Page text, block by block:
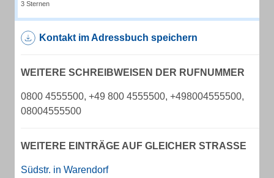
3 Sternen
Kontakt im Adressbuch speichern
WEITERE SCHREIBWEISEN DER RUFNUMMER
0800 4555500, +49 800 4555500, +498004555500,
08004555500
WEITERE EINTRÄGE AUF GLEICHER STRASSE
Südstr. in Warendorf